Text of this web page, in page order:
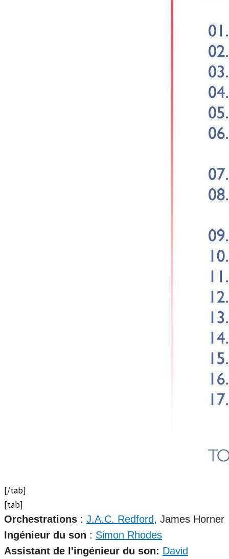
[/tab]
[tab]
Orchestrations : J.A.C. Redford, James Horner
Ingénieur du son : Simon Rhodes
Assistant de l'ingénieur du son: David